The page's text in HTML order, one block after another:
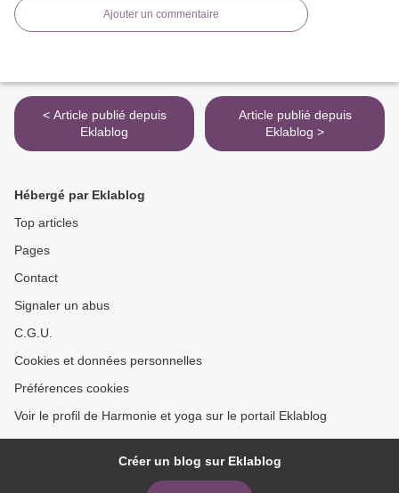
Ajouter un commentaire
< Article publié depuis
Eklablog
Article publié depuis
Eklablog >
Hébergé par Eklablog
Top articles
Pages
Contact
Signaler un abus
C.G.U.
Cookies et données personnelles
Préférences cookies
Voir le profil de Harmonie et yoga sur le portail Eklablog
Créer un blog sur Eklablog